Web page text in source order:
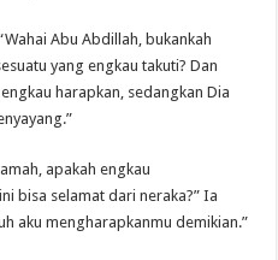
Abu Abdillah, bukankah
yang engkau takuti? Dan
harapkan, sedangkan Dia
apakah engkau
bisa selamat dari neraka?” Ia
aku mengharapkanmu demikian.”